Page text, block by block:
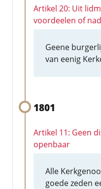
Artikel 20: Uit
voordeelen of
Geene
van eenig
1801
Artikel 11: Geen
openbaar
Alle
goede zeden